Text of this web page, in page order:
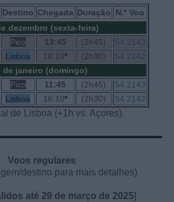
Destino Chegada Duração
N.º Voo
dezembro (sexta-feira)
Pico 13:45 (2h45)
S4 2143
Lisboa 18:10* (2h30)
S4 2142
de janeiro (domingo)
Pico 11:45 (2h45)
S4 2143
Lisboa 16:10* (2h30) S4 2142
de Lisboa (+1h vs. Açores).
Voos regulares
destino para mais detalhes)
até 29 de março de 2025]